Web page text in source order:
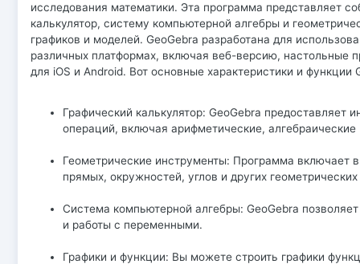
исследования математики. Эта программа представляет
калькулятор, систему компьютерной алгебры и
графиков и моделей. GeoGebra разработана для
различных платформах, включая веб-версию, настольные
для iOS и Android. Вот основные характеристики и функции
Графический калькулятор: GeoGebra предоставляет
операций, включая арифметические,
Геометрические инструменты: Программа включает
прямых, окружностей, углов и других
Система компьютерной алгебры: GeoGebra
и работы с переменными.
Графики и функции: Вы можете строить графики